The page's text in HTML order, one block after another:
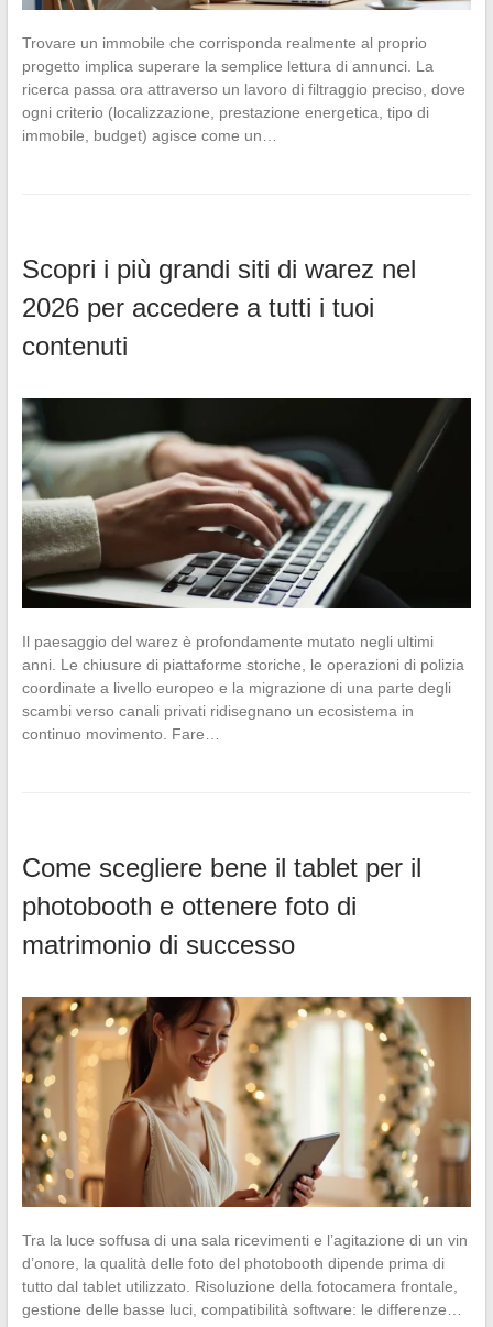
Trovare un immobile che corrisponda realmente al proprio
progetto implica superare la semplice lettura di annunci. La
ricerca passa ora attraverso un lavoro di filtraggio preciso, dove
ogni criterio (localizzazione, prestazione energetica, tipo di
immobile, budget) agisce come un…
Scopri i più grandi siti di warez nel
2026 per accedere a tutti i tuoi
contenuti
Il paesaggio del warez è profondamente mutato negli ultimi
anni. Le chiusure di piattaforme storiche, le operazioni di polizia
coordinate a livello europeo e la migrazione di una parte degli
scambi verso canali privati ridisegnano un ecosistema in
continuo movimento. Fare…
Come scegliere bene il tablet per il
photobooth e ottenere foto di
matrimonio di successo
Tra la luce soffusa di una sala ricevimenti e l’agitazione di un vin
d’onore, la qualità delle foto del photobooth dipende prima di
tutto dal tablet utilizzato. Risoluzione della fotocamera frontale,
gestione delle basse luci, compatibilità software: le differenze…